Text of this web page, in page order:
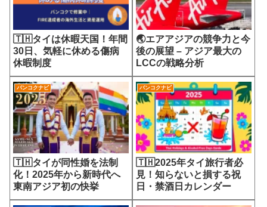
🇹🇭タイは休暇天国！年間
30日、気軽に休める傷病
休暇制度
🌏エアアジアの競争力と今
後の展望 – アジア最大の
LCCの戦略分析
バンコクナビ
🇹🇭タイが同性婚を法制
化！2025年から新時代へ
東南アジア初の快挙
バンコクナビ
🇹🇭2025年タイ旅行者必
見！知らないと損する祝
日・禁酒日カレンダー